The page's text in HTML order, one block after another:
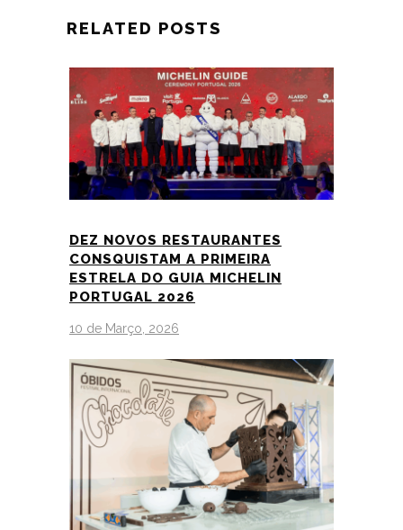
RELATED POSTS
DEZ NOVOS RESTAURANTES
CONSQUISTAM A PRIMEIRA
ESTRELA DO GUIA MICHELIN
PORTUGAL 2026
10 de Março, 2026